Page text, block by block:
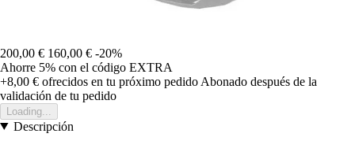
200,00 € 160,00 € -20%
Ahorre 5% con el código EXTRA
+8,00 € ofrecidos en tu próximo pedido Abonado después de la
validación de tu pedido
Loading...
Descripción